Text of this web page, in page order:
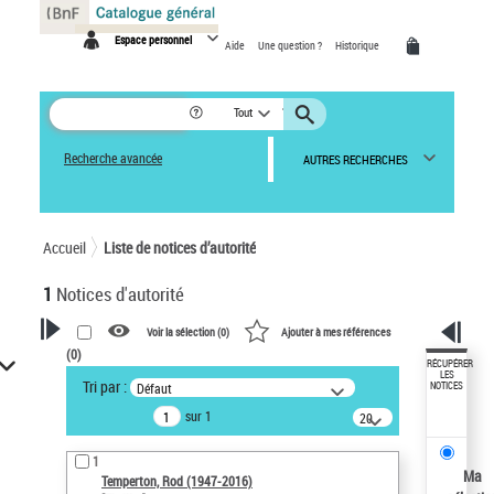
Espace personnel Aide Une question ? Historique
Tout
Recherche avancée AUTRES RECHERCHES
Accueil Liste de notices d’autorité
1 Notices d'autorité
VOTRE RECHERCHE
Recherche avancée dans les
notices d’autorité
Œuvres liées à l'auteur :
Temperton, Rod (1947-2016)
Voir la sélection (0) Ajouter à mes références
(0)
Tri par : Défaut
sur 1
20
résultats/page
1
Temperton, Rod (1947-2016)
RÉCUPÉRER
LES
NOTICES
Ma
Panneau de gestion des cookies